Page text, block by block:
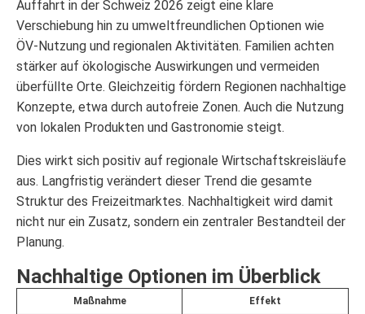
Auffahrt in der Schweiz 2026 zeigt eine klare
Verschiebung hin zu umweltfreundlichen Optionen wie
ÖV-Nutzung und regionalen Aktivitäten. Familien achten
stärker auf ökologische Auswirkungen und vermeiden
überfüllte Orte. Gleichzeitig fördern Regionen nachhaltige
Konzepte, etwa durch autofreie Zonen. Auch die Nutzung
von lokalen Produkten und Gastronomie steigt.
Dies wirkt sich positiv auf regionale Wirtschaftskreisläufe
aus. Langfristig verändert dieser Trend die gesamte
Struktur des Freizeitmarktes. Nachhaltigkeit wird damit
nicht nur ein Zusatz, sondern ein zentraler Bestandteil der
Planung.
Nachhaltige Optionen im Überblick
Maßnahme Effekt